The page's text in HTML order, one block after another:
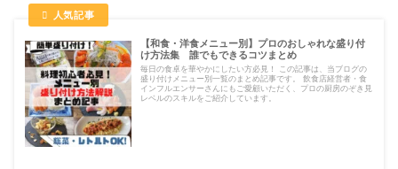
【和食・洋食メニュー別】プロのおしゃれな盛り付
け方法集 誰でもできるコツまとめ
毎日の食卓を華やかにしたい方必見！ この記事は、当ブログの
盛り付けメニュー別一覧のまとめ記事です。 飲食店経営者・食
インフルエンサーさんにもご愛顧いただく、プロの厨房のぞき見
レベルのスキルをご紹介しています。